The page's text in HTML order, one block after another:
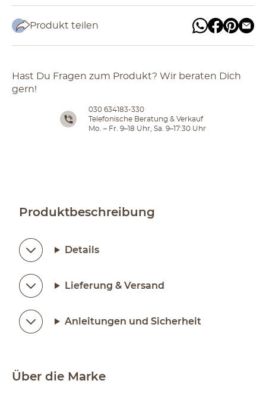
Produkt teilen
Hast Du Fragen zum Produkt? Wir beraten Dich
gern!
030 634183-330
Telefonische Beratung & Verkauf
Mo. – Fr. 9–18 Uhr, Sa. 9–17:30 Uhr
Produktbeschreibung
Details
Lieferung & Versand
Anleitungen und Sicherheit
Über die Marke